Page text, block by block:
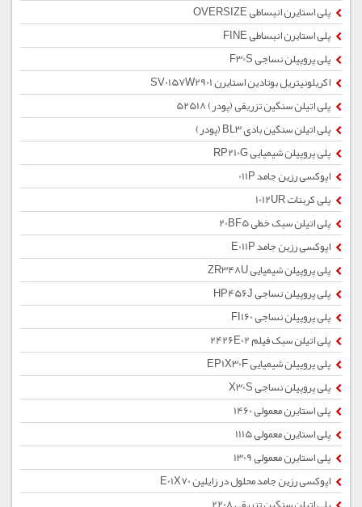
پلی استایرن انبساطی OVERSIZE
پلی استایرن انبساطی FINE
پلی پروپیلن نساجی F30S
اکریلونیتریل بوتادین استایرن SV0157W2901
پلی اتیلن سنگین تزریقی (پودر) 52518
پلی اتیلن سنگین بادی BL3 (پودر)
پلی پروپیلن شیمیایی RP210G
اپوکسی رزین جامد 011P
پلی کربنات 1012UR
پلی اتیلن سبک خطی 20BF5
اپوکسی رزین جامد E011P
پلی پروپیلن شیمیایی ZR348U
پلی پروپیلن نساجی HP456J
پلی پروپیلن نساجی FI160
پلی اتیلن سبک فیلم 2426E02
پلی پروپیلن شیمیایی EP1X30F
پلی پروپیلن نساجی X30S
پلی استایرن معمولی 1460
پلی استایرن معمولی 1115
پلی استایرن معمولی 1309
اپوکسی رزین جامد محلول در زایلین E01X70